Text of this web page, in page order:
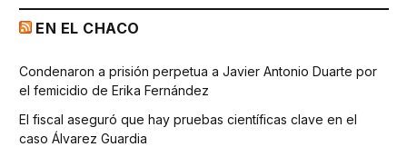
EN EL CHACO
Condenaron a prisión perpetua a Javier Antonio Duarte por
el femicidio de Erika Fernández
El fiscal aseguró que hay pruebas científicas clave en el
caso Álvarez Guardia